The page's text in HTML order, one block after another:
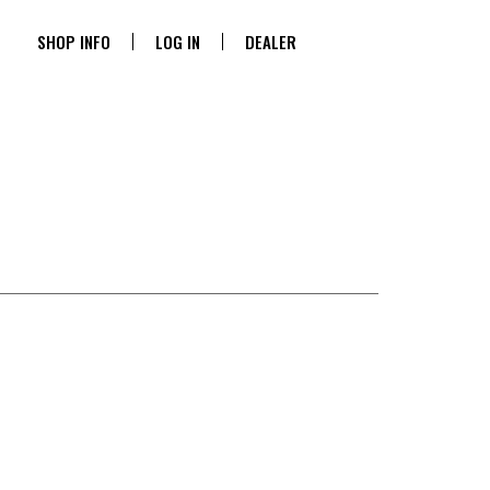
SHOP INFO LOG IN DEALER